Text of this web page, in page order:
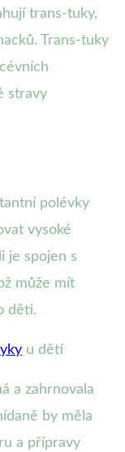
trans-tuky,
Trans-tuky
stravy
polévky
vysoké
je spojen s
může mít
děti.
u dětí
a zahrnovala
by měla
a přípravy